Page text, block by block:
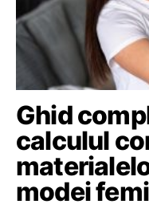
Ghid
calculul
modei